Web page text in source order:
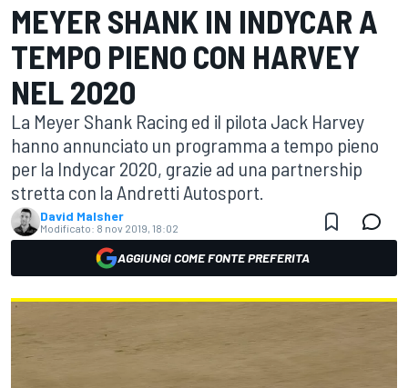
MEYER SHANK IN INDYCAR A
TEMPO PIENO CON HARVEY
NEL 2020
La Meyer Shank Racing ed il pilota Jack Harvey
hanno annunciato un programma a tempo pieno
per la Indycar 2020, grazie ad una partnership
stretta con la Andretti Autosport.
David Malsher
Modificato: 8 nov 2019, 18:02
AGGIUNGI COME FONTE PREFERITA